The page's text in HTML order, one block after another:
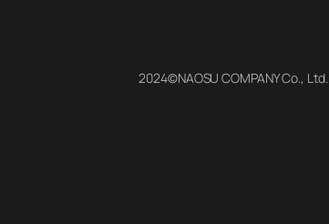
2024©NAOSU COMPANY Co., Ltd.